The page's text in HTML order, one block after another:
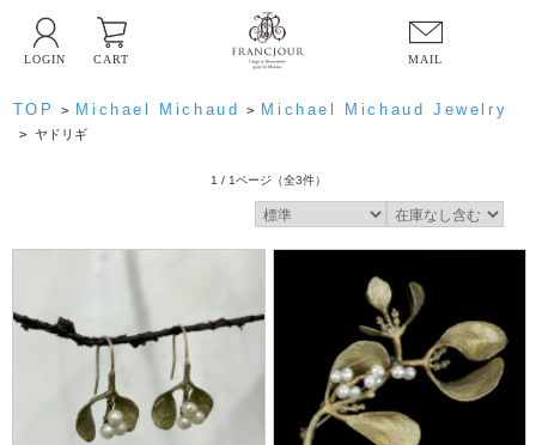
MAIL
LOGIN CART
TOP > Michael Michaud > Michael Michaud Jewelry
> ヤドリギ
1 / 1ページ （全3件）